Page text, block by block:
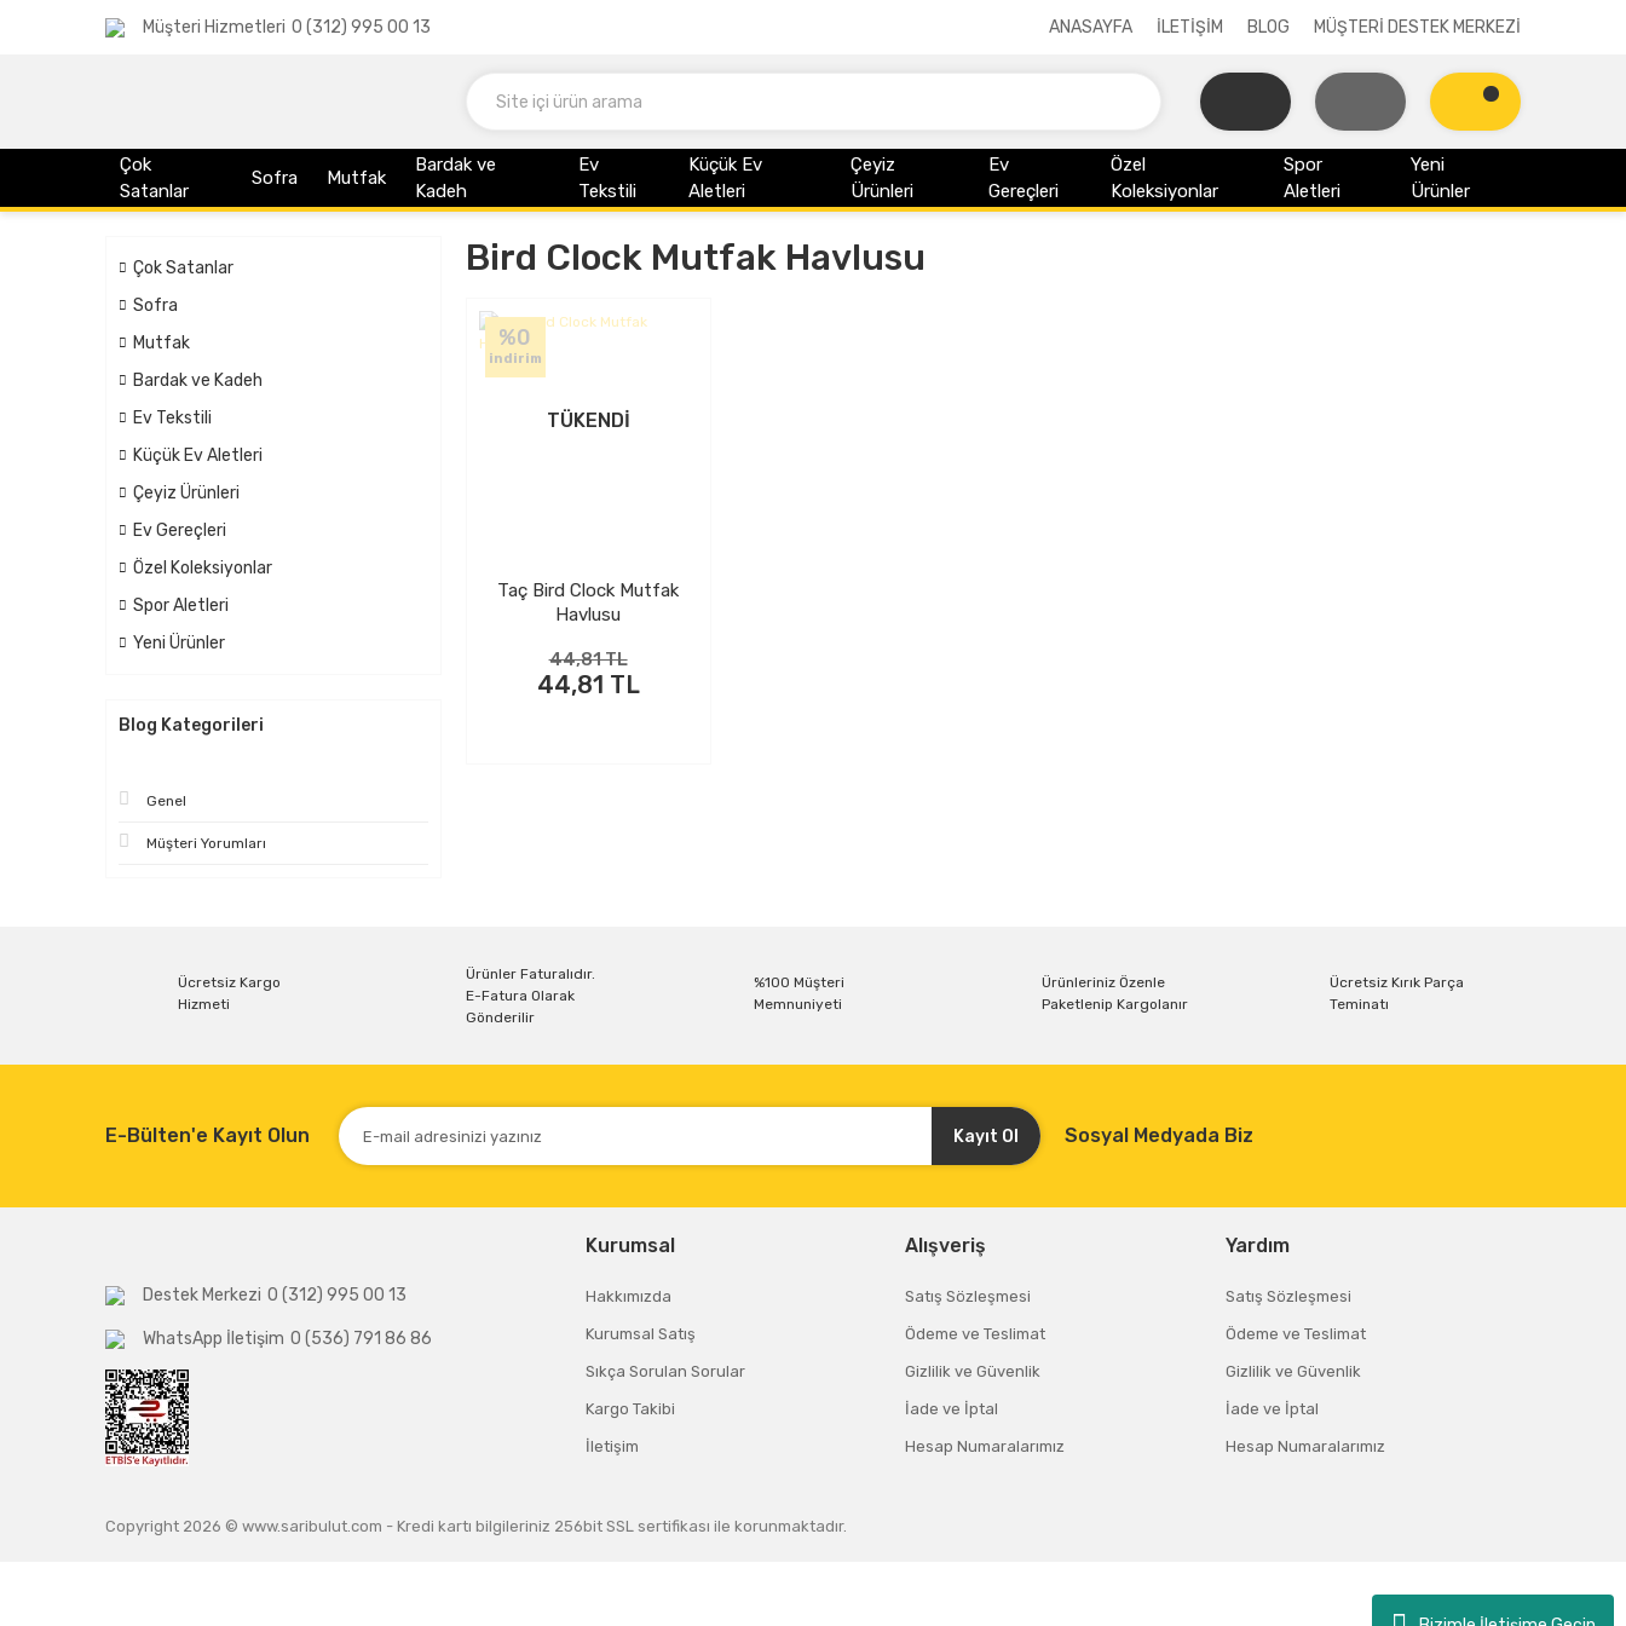
Müşteri Hizmetleri 0 (312) 995 00 13 ANASAYFA İLETİŞİM BLOG MÜŞTERİ DESTEK MERKEZİ
Çok
Satanlar
Sofra Mutfak
Bardak ve
Kadeh
Ev
Tekstili
Küçük Ev
Aletleri
Çeyiz
Ürünleri
Ev
Gereçleri
Özel
Koleksiyonlar
Spor
Aletleri
Yeni
Ürünler
Çok Satanlar
Sofra
Mutfak
Bardak ve Kadeh
Ev Tekstili
Küçük Ev Aletleri
Çeyiz Ürünleri
Ev Gereçleri
Özel Koleksiyonlar
Spor Aletleri
Yeni Ürünler
Blog Kategorileri
Genel
Müşteri Yorumları
Bird Clock Mutfak Havlusu
%0
indirim
TÜKENDİ
Taç Bird Clock Mutfak
Havlusu
44,81 TL
44,81 TL
Ücretsiz Kargo
Hizmeti
Ürünler Faturalıdır.
E-Fatura Olarak
Gönderilir
%100 Müşteri
Memnuniyeti
Ürünleriniz Özenle
Paketlenip Kargolanır
Ücretsiz Kırık Parça
Teminatı
E-Bülten'e Kayıt Olun Kayıt Ol Sosyal Medyada Biz
Destek Merkezi 0 (312) 995 00 13
WhatsApp İletişim 0 (536) 791 86 86
Kurumsal
Hakkımızda
Kurumsal Satış
Sıkça Sorulan Sorular
Kargo Takibi
İletişim
Alışveriş
Satış Sözleşmesi
Ödeme ve Teslimat
Gizlilik ve Güvenlik
İade ve İptal
Hesap Numaralarımız
Yardım
Satış Sözleşmesi
Ödeme ve Teslimat
Gizlilik ve Güvenlik
İade ve İptal
Hesap Numaralarımız
Copyright 2026 © www.saribulut.com - Kredi kartı bilgileriniz 256bit SSL sertifikası ile korunmaktadır.